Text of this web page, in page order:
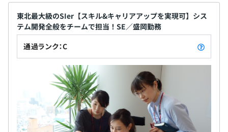
東北最大級のSIer【スキル&キャリアアップを実現可】シス
テム開発全般をチームで担当！SE／盛岡勤務
通過ランク：C